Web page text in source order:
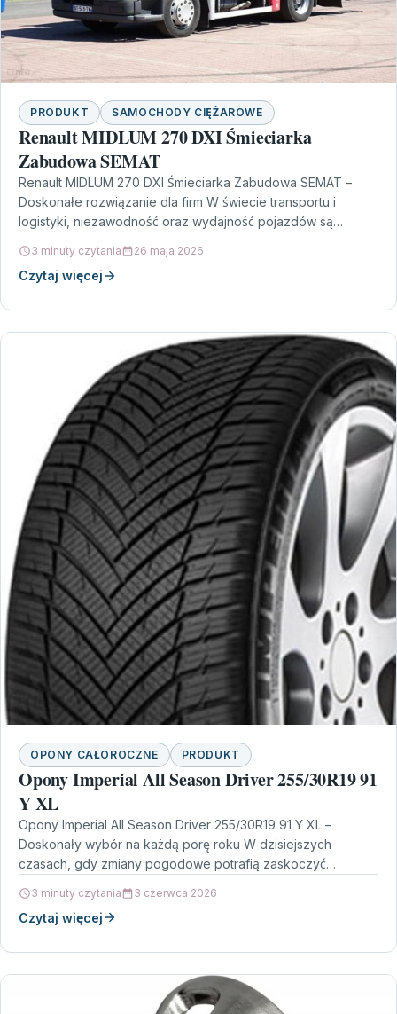
PRODUKT SAMOCHODY CIĘŻAROWE
Renault MIDLUM 270 DXI Śmieciarka
Zabudowa SEMAT
Renault MIDLUM 270 DXI Śmieciarka Zabudowa SEMAT –
Doskonałe rozwiązanie dla firm W świecie transportu i
logistyki, niezawodność oraz wydajność pojazdów są
3 minuty czytania 26 maja 2026
Czytaj więcej
OPONY CAŁOROCZNE PRODUKT
Opony Imperial All Season Driver 255/30R19 91
Y XL
Opony Imperial All Season Driver 255/30R19 91 Y XL –
Doskonały wybór na każdą porę roku W dzisiejszych
czasach, gdy zmiany pogodowe potrafią zaskoczyć…
3 minuty czytania 3 czerwca 2026
Czytaj więcej